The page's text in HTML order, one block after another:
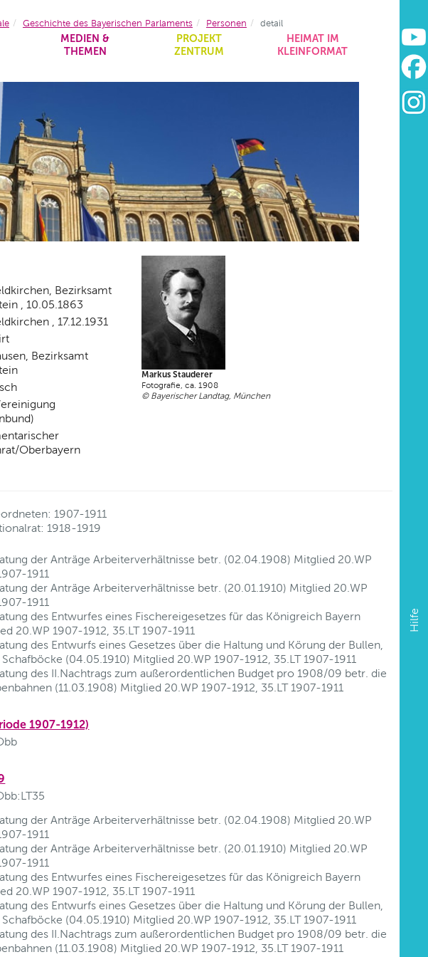
MEDIEN &
THEMEN
PROJEKT
ZENTRUM
HEIMAT IM
KLEINFORMAT
Hilfe
Geschichte des Bayerischen Parlaments Personen detail
Bezirksamt
, 10.05.1863
, 17.12.1931
Bezirksamt
Oberbayern
Markus Stauderer
Fotografie, ca. 1908
© Bayerischer Landtag, München
1907-1911
1918-1919
der Anträge Arbeiterverhältnisse betr. (02.04.1908) Mitglied 20.WP
1911
der Anträge Arbeiterverhältnisse betr. (20.01.1910) Mitglied 20.WP
1911
des Entwurfes eines Fischereigesetzes für das Königreich Bayern
20.WP 1907-1912, 35.LT 1907-1911
des Entwurfs eines Gesetzes über die Haltung und Körung der Bullen,
(04.05.1910) Mitglied 20.WP 1907-1912, 35.LT 1907-1911
des II.Nachtrags zum außerordentlichen Budget pro 1908/09 betr. die
(11.03.1908) Mitglied 20.WP 1907-1912, 35.LT 1907-1911
1907-1912)
der Anträge Arbeiterverhältnisse betr. (02.04.1908) Mitglied 20.WP
1911
der Anträge Arbeiterverhältnisse betr. (20.01.1910) Mitglied 20.WP
1911
des Entwurfes eines Fischereigesetzes für das Königreich Bayern
20.WP 1907-1912, 35.LT 1907-1911
des Entwurfs eines Gesetzes über die Haltung und Körung der Bullen,
(04.05.1910) Mitglied 20.WP 1907-1912, 35.LT 1907-1911
des II.Nachtrags zum außerordentlichen Budget pro 1908/09 betr. die
(11.03.1908) Mitglied 20.WP 1907-1912, 35.LT 1907-1911